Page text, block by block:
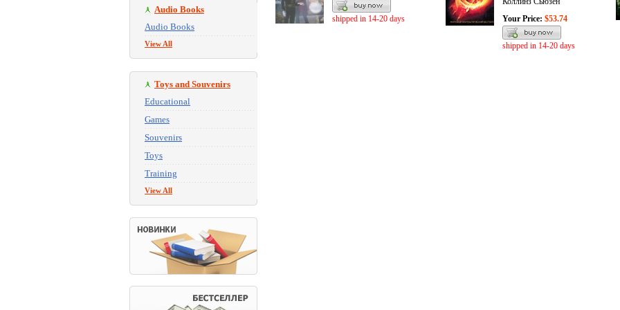
Audio Books
Audio Books
View All
Toys and Souvenirs
Educational
Games
Souvenirs
Toys
Training
View All
shipped in 14-20 days
Your Price: $53.74
shipped in 14-20 days